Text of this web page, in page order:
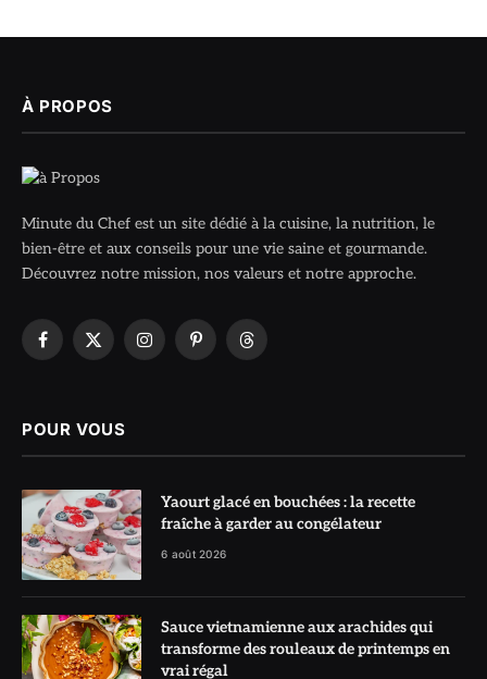
À PROPOS
Minute du Chef est un site dédié à la cuisine, la nutrition, le
bien-être et aux conseils pour une vie saine et gourmande.
Découvrez notre mission, nos valeurs et notre approche.
Facebook
X
InstagramPinterestThreads
POUR VOUS
Yaourt glacé en bouchées : la recette
fraîche à garder au congélateur
6 août 2026
Sauce vietnamienne aux arachides qui
transforme des rouleaux de printemps en
vrai régal